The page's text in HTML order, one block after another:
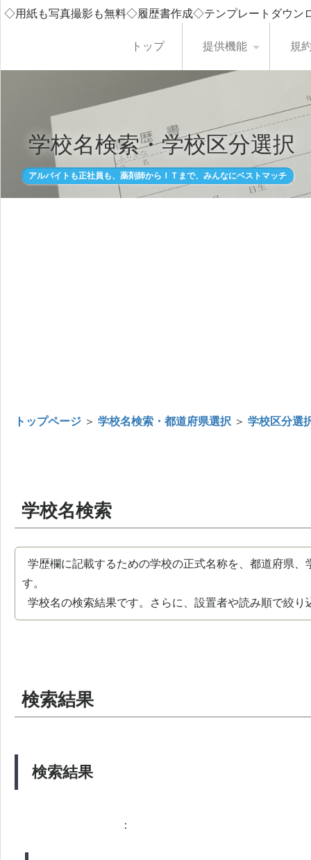
◇用紙も写真撮影も無料◇履歴書作成◇テンプレートダウ
トップ 提供機能 規
学校名検索・学校区分選択
アルバイトも正社員も、薬剤師からＩＴまで、みんなにベストマッチ
トップページ ＞ 学校名検索・都道府県選択 ＞ 学校区分選
学校名検索
学歴欄に記載するための学校の正式名称を、都道府県
す。
学校名の検索結果です。さらに、設置者や読み順で絞り
検索結果
検索結果
：